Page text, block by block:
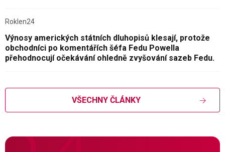
Roklen24
Výnosy amerických státních dluhopisů klesají, protože
obchodníci po komentářích šéfa Fedu Powella
přehodnocují očekávání ohledně zvyšování sazeb Fedu.
VŠECHNY ČLÁNKY